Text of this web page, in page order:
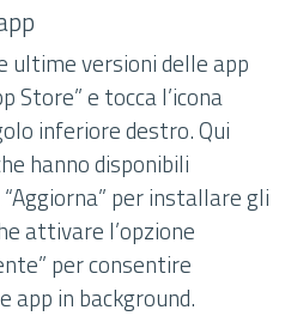
ultime versioni delle app
Store” e tocca l’icona
inferiore destro. Qui
hanno disponibili
per installare gli
attivare l’opzione
per consentire
app in background.